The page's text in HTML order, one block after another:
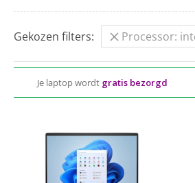
Gekozen filters: Processor:
Je laptop wordt gratis bezorgd